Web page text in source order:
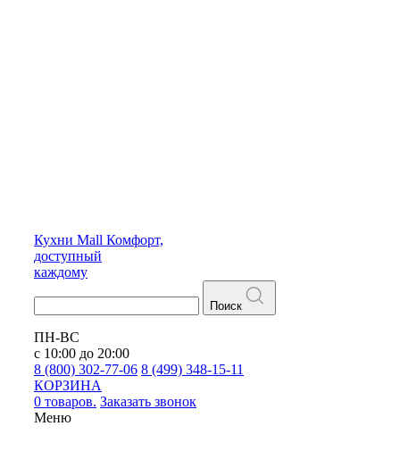
Кухни Mall Комфорт,
доступный
каждому
Поиск
ПН-ВС
с 10:00 до 20:00
8 (800) 302-77-06 8 (499) 348-15-11
КОРЗИНА
0 товаров. Заказать звонок
Меню